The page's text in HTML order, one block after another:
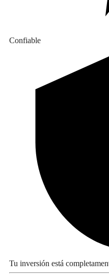
Confiable
Tu inversión está